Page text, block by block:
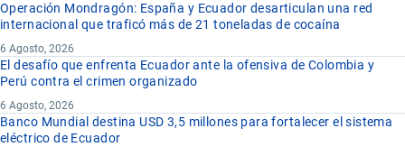
Operación Mondragón: España y Ecuador desarticulan una red
internacional que traficó más de 21 toneladas de cocaína
6 Agosto, 2026
El desafío que enfrenta Ecuador ante la ofensiva de Colombia y
Perú contra el crimen organizado
6 Agosto, 2026
Banco Mundial destina USD 3,5 millones para fortalecer el sistema
eléctrico de Ecuador